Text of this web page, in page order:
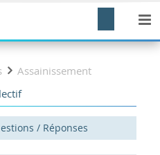
Assainissement
/ Réponses